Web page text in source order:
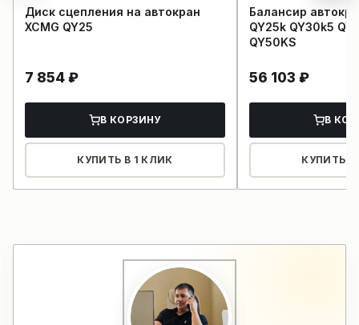
Диск сцепления на автокран
XCMG QY25
7 854 ₽
В КОРЗИНУ
КУПИТЬ В 1 КЛИК
Балансир
QY25k QY30k5
QY50KS
56 103 ₽
В
КУПИТЬ В